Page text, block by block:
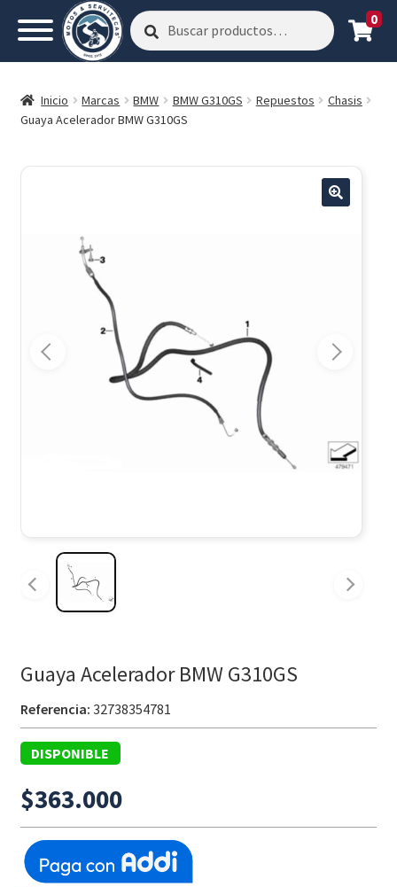
Buscar
por:
Buscar 0
Inicio Marcas BMW BMW G310GS Repuestos
Chasis
Guaya Acelerador BMW G310GS
Guaya Acelerador BMW G310GS
Referencia: 32738354781
DISPONIBLE
$363.000